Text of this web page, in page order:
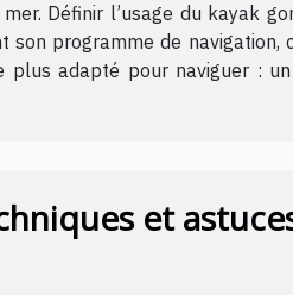
Définir l’usage du kayak
programme de navigation,
plus adapté pour naviguer :
et